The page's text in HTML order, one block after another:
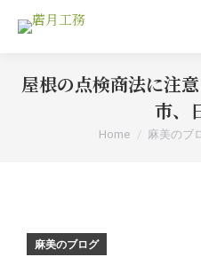
屋根の点検商法に注
市、
You are here:
Home 麻美のブ
麻美のブログ